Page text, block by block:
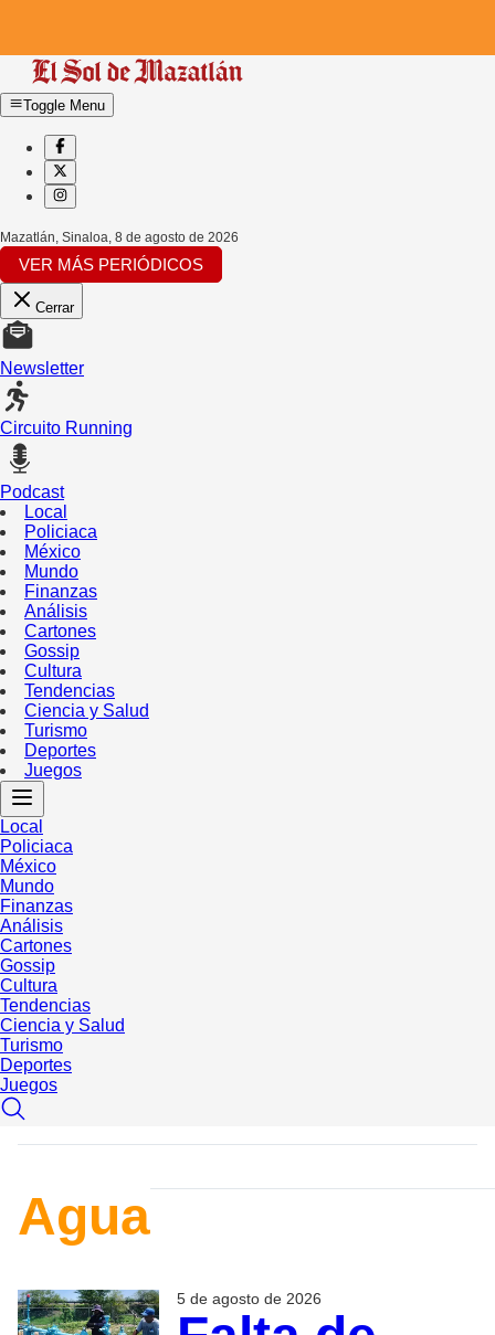
Toggle Menu
Mazatlán, Sinaloa, 8 de agosto de 2026
VER MÁS PERIÓDICOS
Cerrar
Newsletter
Circuito Running
Podcast
Local
Policiaca
México
Mundo
Finanzas
Análisis
Cartones
Gossip
Cultura
Tendencias
Ciencia y Salud
Turismo
Deportes
Juegos
Local
Policiaca
México
Mundo
Finanzas
Análisis
Cartones
Gossip
Cultura
Tendencias
Ciencia y Salud
Turismo
Deportes
Juegos
Agua
5 de agosto de 2026